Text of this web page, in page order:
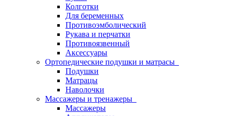
Колготки
Для беременных
Противоэмболический
Рукава и перчатки
Противоязвенный
Аксессуары
Ортопедические подушки и матрасы
Подушки
Матрацы
Наволочки
Массажеры и тренажеры
Массажеры